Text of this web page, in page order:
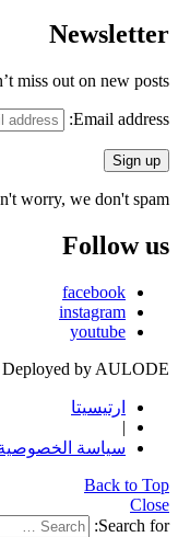
Newsletter
miss out on new posts
Email address:
worry, we don't spam
Follow us
facebook
instagram
youtube
by AULODE
ارتيسيتا
|
سياسة
Back to Top
Close
Search for: